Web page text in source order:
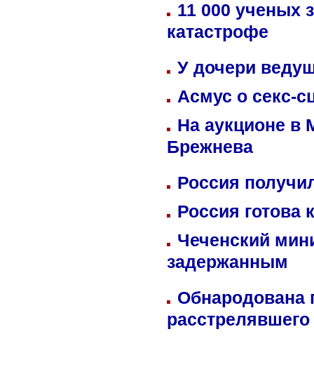
11 000 ученых
катастрофе
У дочери
Асмус о секс-
На аукционе в
Брежнева
Россия
Россия готова
Чеченский
задержанным
Обнародована